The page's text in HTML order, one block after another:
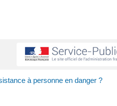
à personne en danger ?